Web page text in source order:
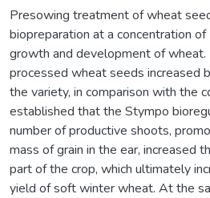
Presowing treatment of wheat
biopreparation at a concentration
growth and development of wheat.
processed wheat seeds increased
the variety, in comparison with the
established that the Stympo
number of productive shoots,
mass of grain in the ear, increased
part of the crop, which ultimately
yield of soft winter wheat. At the